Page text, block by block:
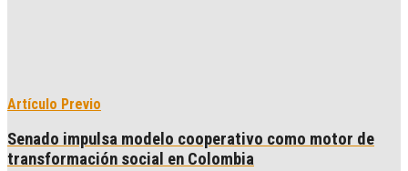
Artículo Previo
Senado impulsa modelo cooperativo como motor de
transformación social en Colombia